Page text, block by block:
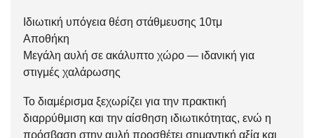
Ιδιωτική υπόγεια θέση στάθμευσης 10τμ
Αποθήκη
Μεγάλη αυλή σε ακάλυπτο χώρο — ιδανική για
στιγμές χαλάρωσης
Το διαμέρισμα ξεχωρίζει για την πρακτική
διαρρύθμιση και την αίσθηση ιδιωτικότητας, ενώ η
πρόσβαση στην αυλή προσθέτει σημαντική αξία και